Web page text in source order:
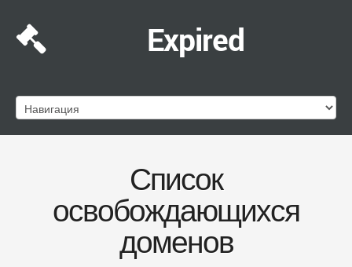
Expired
Список
освобождающихся
доменов